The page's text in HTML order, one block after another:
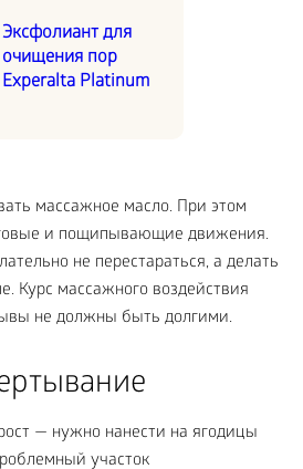
Эксфолиант для
очищения пор
Experalta Platinum
массажное масло. При этом
и пощипывающие движения.
не перестараться, а делать
Курс массажного воздействия
не должны быть долгими.
— нужно нанести на ягодицы
участок